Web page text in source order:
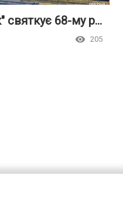
В найтемніші часи: МТП "Чорноморськ" святкує 68-му річницю свого заснування
205